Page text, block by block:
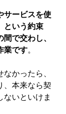
サービスを使
という約束
で交わし、
業です。
かったら、
、本来なら契
ないといけま